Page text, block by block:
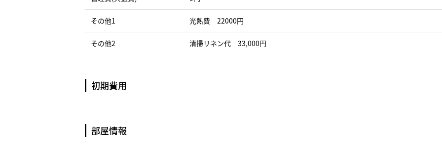
その他1 光熱費 22000円
その他2 清掃リネン代 33,000円
初期費用
部屋情報